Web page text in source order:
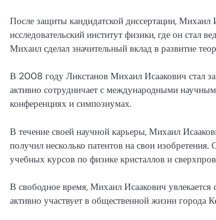
После защиты кандидатской диссертации,
исследовательский институт физики, где он
Михаил сделал значительный вклад в развитие
В 2008 году Ликстанов Михаил Исаакович стал
активно сотрудничает с международными
конференциях и симпозиумах.
В течение своей научной карьеры, Михаил
получил несколько патентов на свои
учебных курсов по физике кристаллов и
В свободное время, Михаил Исаакович
активно участвует в общественной жизни города